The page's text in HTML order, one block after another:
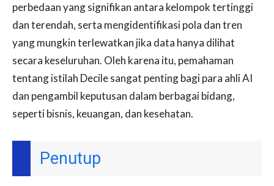
perbedaan yang signifikan antara kelompok tertinggi
dan terendah, serta mengidentifikasi pola dan tren
yang mungkin terlewatkan jika data hanya dilihat
secara keseluruhan. Oleh karena itu, pemahaman
tentang istilah Decile sangat penting bagi para ahli AI
dan pengambil keputusan dalam berbagai bidang,
seperti bisnis, keuangan, dan kesehatan.
Penutup